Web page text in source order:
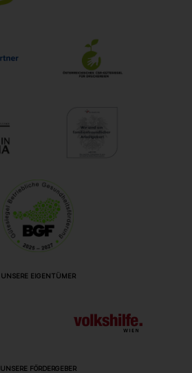
UNSERE EIGENTÜMER
UNSERE FÖRDERGEBER